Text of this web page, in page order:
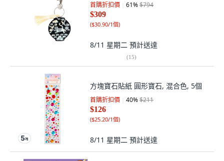
首購折扣價 61%$794
$309
($30.90/1個)
8/11 星期二 預計送達
(15)
方塊寶石貼紙 圓形寶石, 混合色, 5個
首購折扣價 40%$211
$126
($25.20/1個)
8/11 星期二 預計送達